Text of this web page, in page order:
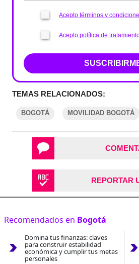
Acepto términos y
Acepto política de
TEMAS RELACIONADOS:
BOGOTÁ MOVILIDAD BOGOTÁ
REPORTAR
Recomendados en Bogotá
Domina tus finanzas: claves
para construir estabilidad
económica y cumplir tus metas
personales